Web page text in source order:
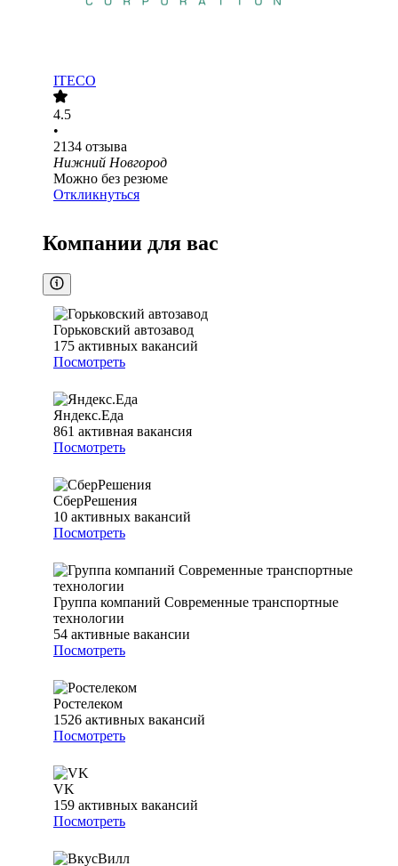
ITECO
4.5
•
2134 отзыва
Нижний Новгород
Можно без резюме
Откликнуться
Компании для вас
Горьковский автозавод
175 активных вакансий
Посмотреть
Яндекс.Еда
861 активная вакансия
Посмотреть
СберРешения
10 активных вакансий
Посмотреть
Группа компаний Современные транспортные
технологии
54 активные вакансии
Посмотреть
Ростелеком
1526 активных вакансий
Посмотреть
VK
159 активных вакансий
Посмотреть